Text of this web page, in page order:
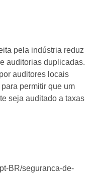
pela indústria reduz
auditorias duplicadas.
auditores locais
permitir que um
seja auditado a taxas
BR/seguranca-de-